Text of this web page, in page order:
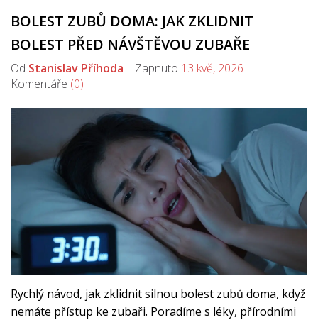
BOLEST ZUBŮ DOMA: JAK ZKLIDNIT
BOLEST PŘED NÁVŠTĚVOU ZUBAŘE
Od Stanislav Příhoda Zapnuto 13 kvě, 2026
Komentáře (0)
Rychlý návod, jak zklidnit silnou bolest zubů doma, když
nemáte přístup ke zubaři. Poradíme s léky, přírodními